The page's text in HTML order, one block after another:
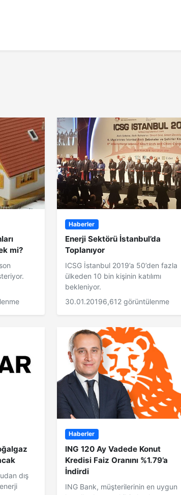
mi?
Haberler
Enerji Sektörü İstanbul’da
Toplanıyor
ICSG İstanbul 2019’a 50’den fazla
ülkeden 10 bin kişinin katılımı
bekleniyor.
30.01.20196,612 görüntülenme
dış
Haberler
ING 120 Ay Vadede Konut
Kredisi Faiz Oranını %1.79’a
İndirdi
ING Bank, müşterilerinin en uygun